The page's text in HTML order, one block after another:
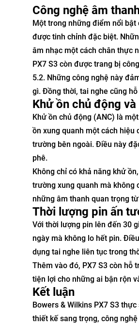
Công nghệ âm
Một trong những điểm nổi bật
được tinh chỉnh đặc biệt.
âm nhạc một cách chân thực
PX7 S3 còn được trang bị
5.2. Những công nghệ này
gì. Đồng thời, tai nghe cũng
Khử ồn chủ động
Khử ồn chủ động (ANC) là
ồn xung quanh một cách hiệu
trường bên ngoài. Điều này
phê.
Không chỉ có khả năng khử
trường xung quanh mà không
những âm thanh quan trọng
Thời lượng pin ấn
Với thời lượng pin lên đến 30
ngày mà không lo hết pin.
dụng tai nghe liên tục trong
Thêm vào đó, PX7 S3 còn hỗ
tiện lợi cho những ai bận rộn
Kết luận
Bowers & Wilkins PX7 S3
thiết kế sang trọng, công